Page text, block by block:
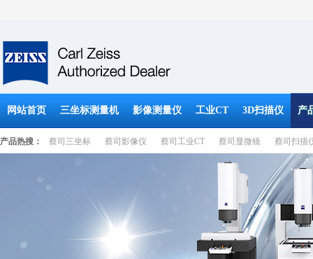
网站首页 三坐标测量机 影像测量仪 工业CT 3D扫描仪 产
产品热搜： 蔡司三坐标 蔡司影像仪 蔡司工业CT 蔡司显微镜 蔡司扫描